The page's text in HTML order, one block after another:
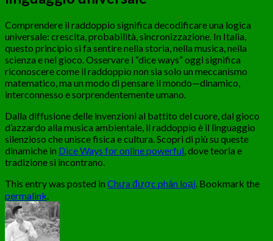
Comprendere il raddoppio significa decodificare una logica
universale: crescita, probabilità, sincronizzazione. In Italia,
questo principio si fa sentire nella storia, nella musica, nella
scienza e nel gioco. Osservare i “dice ways” oggi significa
riconoscere come il raddoppio non sia solo un meccanismo
matematico, ma un modo di pensare il mondo—dinamico,
interconnesso e sorprendentemente umano.
Dalla diffusione delle invenzioni al battito del cuore, dal gioco
d’azzardo alla musica ambientale, il raddoppio è il linguaggio
silenzioso che unisce fisica e cultura. Scopri di più su queste
dinamiche in Dice Ways for online powerful , dove teoria e
tradizione si incontrano.
This entry was posted in Chưa được phân loại . Bookmark the
permalink